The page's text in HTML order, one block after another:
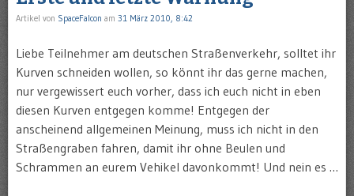
Artikel von SpaceFalcon am 31 März 2010, 8:42
Liebe Teilnehmer am deutschen Straßenverkehr, solltet ihr
Kurven schneiden wollen, so könnt ihr das gerne machen,
nur vergewissert euch vorher, dass ich euch nicht in eben
diesen Kurven entgegen komme! Entgegen der
anscheinend allgemeinen Meinung, muss ich nicht in den
Straßengraben fahren, damit ihr ohne Beulen und
Schrammen an eurem Vehikel davonkommt! Und nein es …